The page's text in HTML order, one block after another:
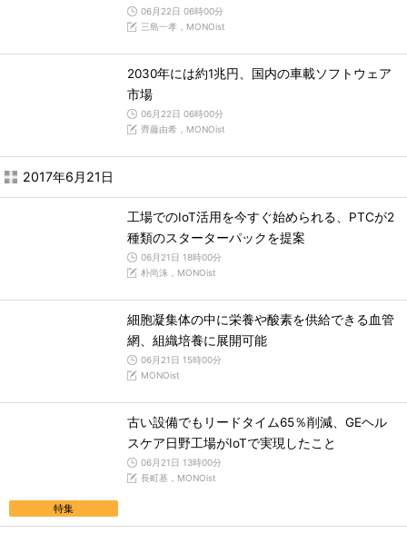
06月22日 06時00分
三島一孝，MONOist
2030年には約1兆円、国内の車載ソフトウェア
市場
06月22日 06時00分
齊藤由希，MONOist
2017年6月21日
工場でのIoT活用を今すぐ始められる、PTCが2
種類のスターターパックを提案
06月21日 18時00分
朴尚洙，MONOist
細胞凝集体の中に栄養や酸素を供給できる血管
網、組織培養に展開可能
06月21日 15時00分
MONOist
特集
古い設備でもリードタイム65％削減、GEヘル
スケア日野工場がIoTで実現したこと
06月21日 13時00分
長町基，MONOist